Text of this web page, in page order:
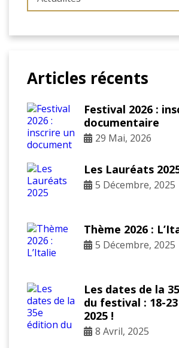
Articles récents
Festival 2026 :
documentaire
29 Mai, 2026
Les Lauréats
5 Décembre, 2025
Thème 2026 :
5 Décembre, 2025
Les dates de la
du festival : 18-
2025 !
8 Avril, 2025